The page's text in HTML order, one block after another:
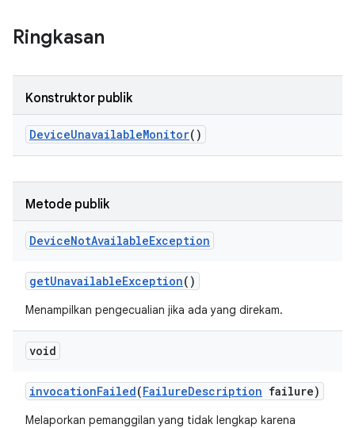
Ringkasan
Konstruktor publik
DeviceUnavailableMonitor()
Metode publik
DeviceNotAvailableException
getUnavailableException()
Menampilkan pengecualian jika ada yang direkam.
void
invocationFailed(FailureDescription failure)
Melaporkan pemanggilan yang tidak lengkap karena